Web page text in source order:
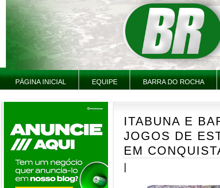
PÁGINA INICIAL EQUIPE BARRA DO ROCHA
ITABUNA E
JOGOS DE
EM
|